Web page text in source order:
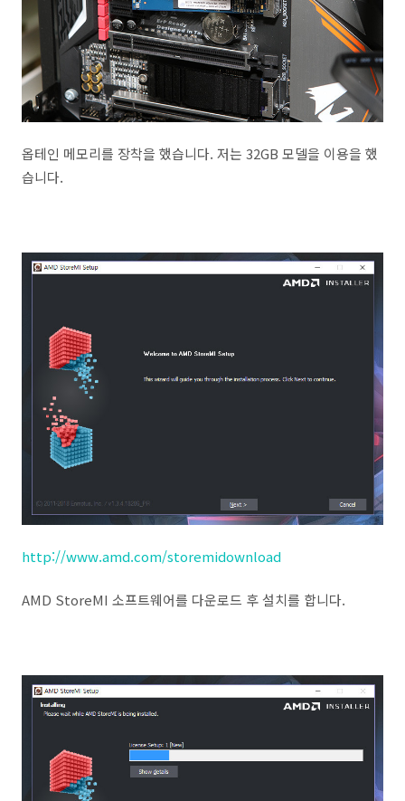
옵테인 메모리를 장착을 했습니다. 저는 32GB 모델을 이용을 했
습니다.
http://www.amd.com/storemidownload
AMD StoreMI 소프트웨어를 다운로드 후 설치를 합니다.